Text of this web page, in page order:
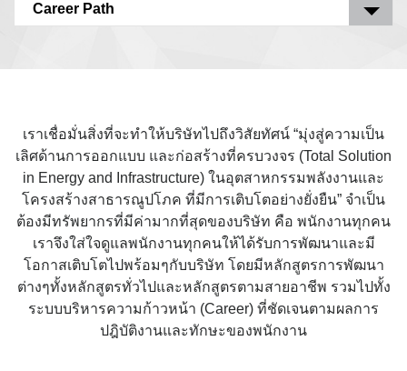
Career Path
เราเชื่อมั่นสิ่งที่จะทำให้บริษัทไปถึงวิสัยทัศน์ “มุ่งสู่ความเป็น
เลิศด้านการออกแบบ และก่อสร้างที่ครบวงจร (Total Solution
in Energy and Infrastructure) ในอุตสาหกรรมพลังงานและ
โครงสร้างสาธารณูปโภค ที่มีการเติบโตอย่างยั่งยืน” จำเป็น
ต้องมีทรัพยากรที่มีค่ามากที่สุดของบริษัท คือ พนักงานทุกคน
เราจึงใส่ใจดูแลพนักงานทุกคนให้ได้รับการพัฒนาและมี
โอกาสเติบโตไปพร้อมๆกับบริษัท โดยมีหลักสูตรการพัฒนา
ต่างๆทั้งหลักสูตรทั่วไปและหลักสูตรตามสายอาชีพ รวมไปทั้ง
ระบบบริหารความก้าวหน้า (Career) ที่ชัดเจนตามผลการ
ปฎิบัติงานและทักษะของพนักงาน